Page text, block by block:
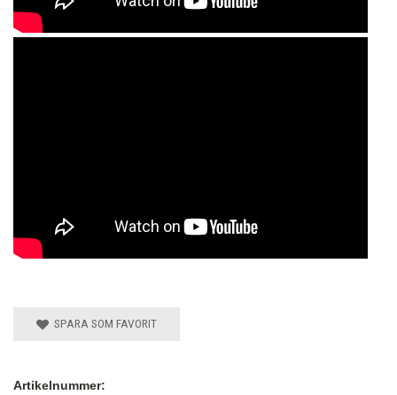
SPARA SOM FAVORIT
Artikelnummer: